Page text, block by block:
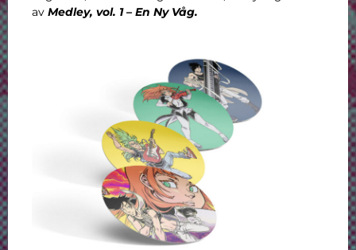
av Medley, vol. 1 – En Ny Våg.